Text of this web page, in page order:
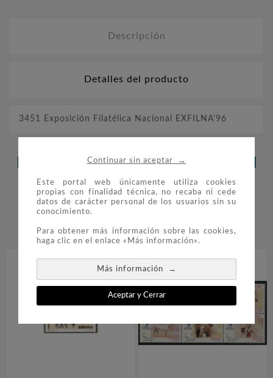
Continuar sin aceptar →
Este portal web únicamente utiliza cookies
propias con finalidad técnica, no recaba ni cede
datos de carácter personal de los usuarios sin su
conocimiento.
Para obtener más información sobre las cookies,
haga clic en el enlace «Más información».
Más información →
Aceptar y Cerrar
Descripción
Detalles del producto
3451 Exposición Filatélica Nacional EXFILNA'96
LOS CLIENTES QUE ADQUIRIERON
ESTE PRODUCTO TAMBIÉN
COMPRARON:
 